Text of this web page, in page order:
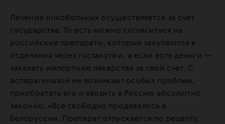
Лечение онкобольных осуществляется за счет
государства. То есть можно согласиться на
российские препараты, которые закупаются в
отделения через госзакупки, а если есть деньги —
заказать импортные лекарства за свой счет. С
аспарагиназой не возникает особых проблем,
приобретать его и ввозить в Россию абсолютно
законно. «Все свободно продавалось в
Белоруссии. Препарат отпускается по рецепту,